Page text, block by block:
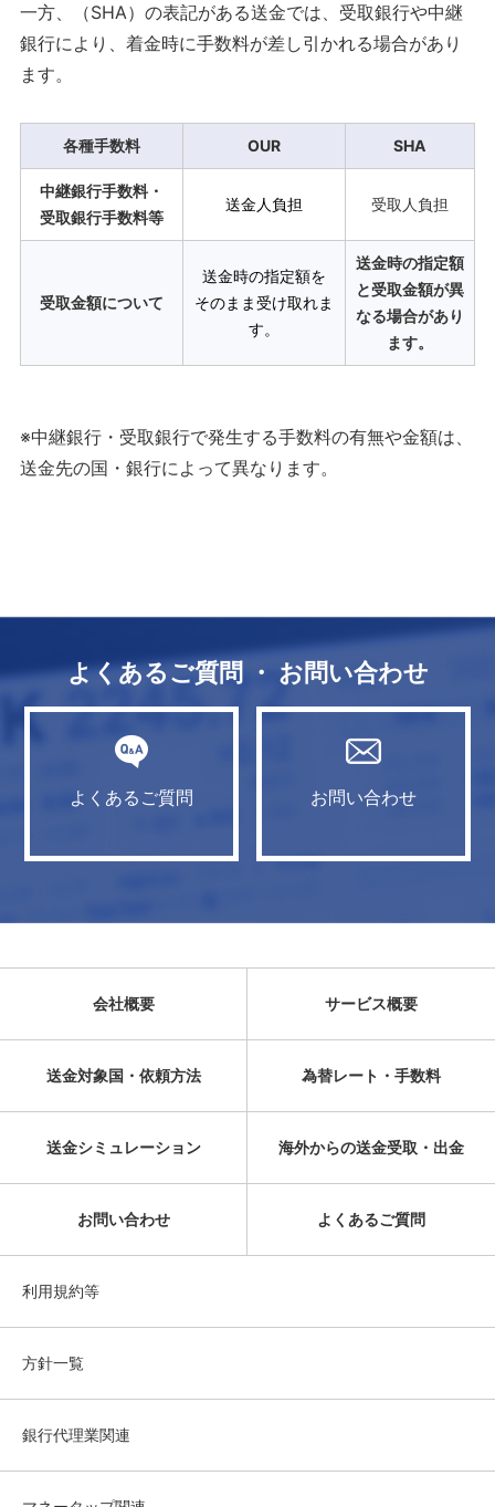
一方、（SHA）の表記がある送金では、受取銀行や中継
銀行により、着金時に手数料が差し引かれる場合があり
ます。
各種手数料 OUR SHA
中継銀行手数料・
受取銀行手数料等
送金人負担 受取人負担
受取金額について
送金時の指定額を
そのまま受け取れま
す。
送金時の指定額
と受取金額が異
なる場合があり
ます。
※中継銀行・受取銀行で発生する手数料の有無や金額は、
送金先の国・銀行によって異なります。
よくあるご質問 ・ お問い合わせ
よくあるご質問 お問い合わせ
会社概要 サービス概要
送金対象国・依頼方法 為替レート・手数料
送金シミュレーション 海外からの送金受取・出金
お問い合わせ よくあるご質問
利用規約等
方針一覧
銀行代理業関連